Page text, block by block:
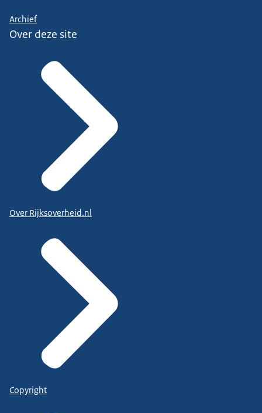
Archief
Over deze site
Over Rijksoverheid.nl
Copyright